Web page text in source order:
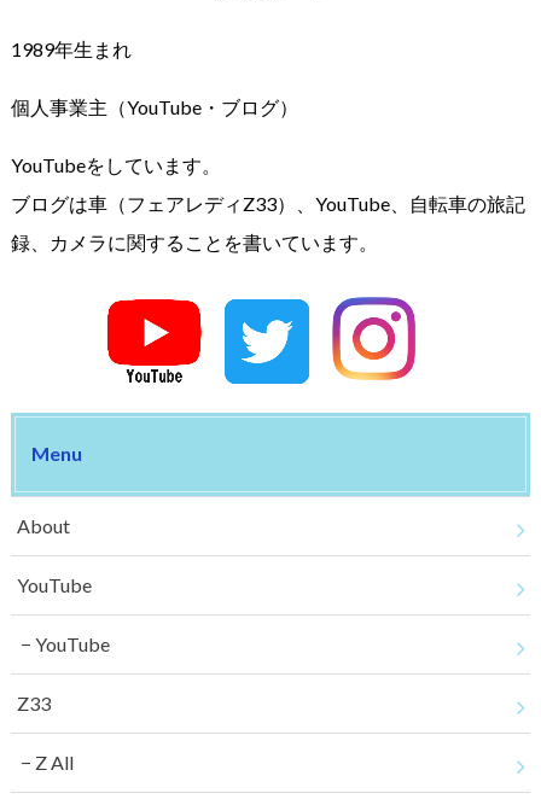
1989年生まれ
個人事業主（YouTube・ブログ）
YouTubeをしています。
ブログは車（フェアレディZ33）、YouTube、自転車の旅記
録、カメラに関することを書いています。
Menu
About
YouTube
YouTube
Z33
Z All